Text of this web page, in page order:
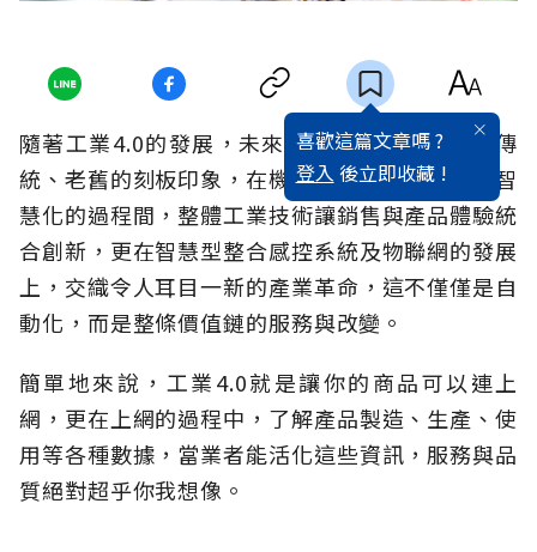
喜歡這篇文章嗎 ?
登入 後立即收藏 !
隨著工業4.0的發展，未來的工業早已漸漸跳脫傳
統、老舊的刻板印象，在機械電腦化、數位化和智
慧化的過程間，整體工業技術讓銷售與產品體驗統
合創新，更在智慧型整合感控系統及物聯網的發展
上，交織令人耳目一新的產業革命，這不僅僅是自
動化，而是整條價值鏈的服務與改變。
簡單地來說，工業4.0就是讓你的商品可以連上
網，更在上網的過程中，了解產品製造、生產、使
用等各種數據，當業者能活化這些資訊，服務與品
質絕對超乎你我想像。